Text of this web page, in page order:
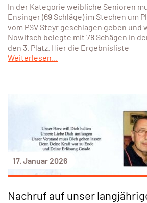
In der Kategorie weibliche Senioren
Ensinger (69 Schläge) im Stechen um
vom PSV Steyr geschlagen geben und
Nowitsch belegte mit 78 Schägen in
den 3. Platz. Hier die Ergebnisliste
Weiterlesen...
17. Januar 2026
Nachruf auf unser